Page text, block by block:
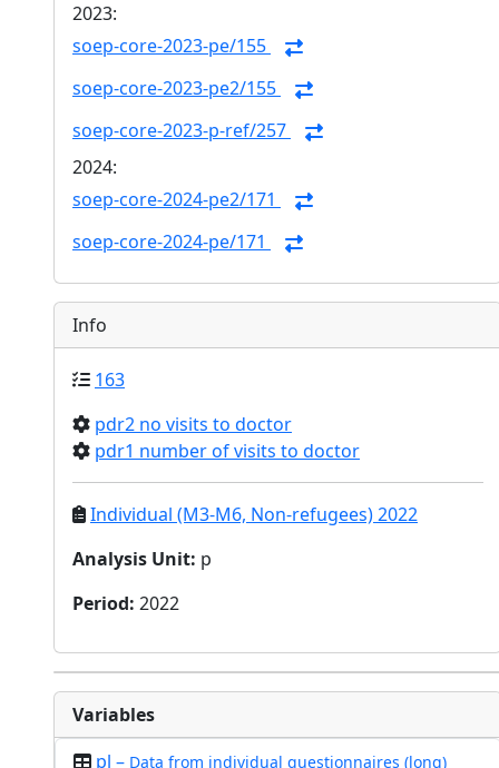
2023:
soep-core-2023-pe/155
soep-core-2023-pe2/155
soep-core-2023-p-ref/257
2024:
soep-core-2024-pe2/171
soep-core-2024-pe/171
Info
163
pdr2 no visits to doctor
pdr1 number of visits to doctor
Individual (M3-M6, Non-refugees) 2022
Analysis Unit: p
Period: 2022
Variables
pl – Data from individual questionnaires (long)